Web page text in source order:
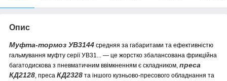
Опис
Муфта-тормоз УВ3144 средняя за габаритами та ефективністю
гальмування муфту серії УВ31... — це жорстко збалансована фрикційна
багатодискова з пневматичним ввімкненням є складником преса
КД2128 , преса КД2328 та іншого кузньово-пресового обладнання та